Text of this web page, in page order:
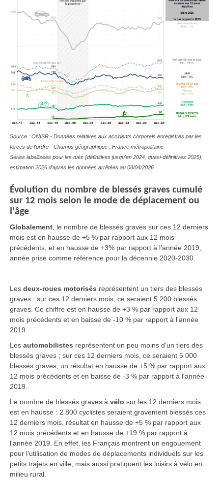
Source : ONISR - Données relatives aux accidents corporels enregistrés par les
forces de l'ordre - Champs géographique : France métropolitaine
Séries labellisées pour les tués (définitives jusqu'en 2024, quasi-définitives 2025),
estimation 2026 d'après les données arrêtées au 08/04/2026
Évolution du nombre de blessés graves cumulé
sur 12 mois selon le mode de déplacement ou
l'âge
Globalement, le nombre de blessés graves sur ces 12 derniers
mois est en hausse de +5 % par rapport aux 12 mois
précédents, et en hausse de +3% par rapport à l'année 2019,
année prise comme référence pour la décennie 2020-2030.
Les deux-roues motorisés représentent un tiers des blessés
graves ; sur ces 12 derniers mois, ce seraient 5 200 blessés
graves. Ce chiffre est en hausse de +3 % par rapport aux 12
mois précédents et en baisse de -10 % par rapport à l'année
2019.
Les automobilistes représentent un peu moins d'un tiers des
blessés graves ; sur ces 12 derniers mois, ce seraient 5 000
blessés graves, un résultat en hausse de +5 % par rapport aux
12 mois précédents et en baisse de -3 % par rapport à l'année
2019.
Le nombre de blessés graves à vélo sur les 12 derniers mois
est en hausse : 2 800 cyclistes seraient gravement blessés ces
12 derniers mois, résultat en hausse de +5 % par rapport aux
12 mois précédents et en hausse de +19 % par rapport à
l'année 2019. En effet, les Français montrent un engouement
pour l'utilisation de modes de déplacements individuels sur les
petits trajets en ville, mais aussi pratiquent les loisirs à vélo en
milieu rural.